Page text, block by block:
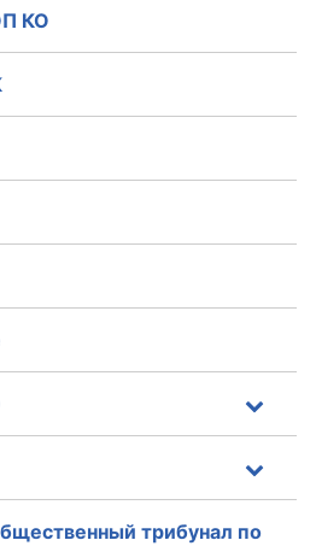
КО
трибунал по